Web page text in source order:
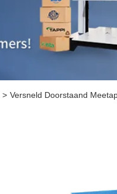
> Versneld Doorstaand